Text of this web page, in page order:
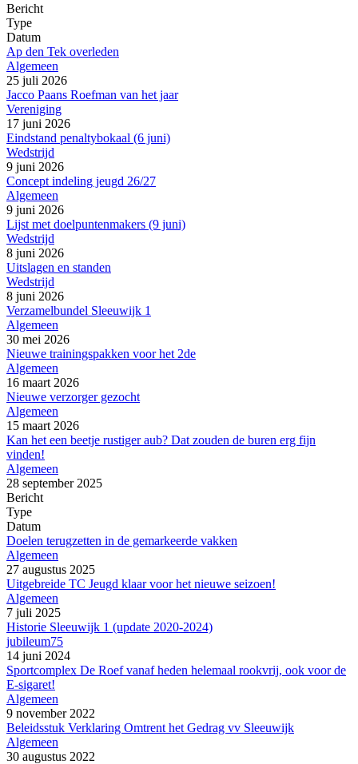
Bericht
Type
Datum
Ap den Tek overleden
Algemeen
25 juli 2026
Jacco Paans Roefman van het jaar
Vereniging
17 juni 2026
Eindstand penaltybokaal (6 juni)
Wedstrijd
9 juni 2026
Concept indeling jeugd 26/27
Algemeen
9 juni 2026
Lijst met doelpuntenmakers (9 juni)
Wedstrijd
8 juni 2026
Uitslagen en standen
Wedstrijd
8 juni 2026
Verzamelbundel Sleeuwijk 1
Algemeen
30 mei 2026
Nieuwe trainingspakken voor het 2de
Algemeen
16 maart 2026
Nieuwe verzorger gezocht
Algemeen
15 maart 2026
Kan het een beetje rustiger aub? Dat zouden de buren erg fijn
vinden!
Algemeen
28 september 2025
Bericht
Type
Datum
Doelen terugzetten in de gemarkeerde vakken
Algemeen
27 augustus 2025
Uitgebreide TC Jeugd klaar voor het nieuwe seizoen!
Algemeen
7 juli 2025
Historie Sleeuwijk 1 (update 2020-2024)
jubileum75
14 juni 2024
Sportcomplex De Roef vanaf heden helemaal rookvrij, ook voor de
E-sigaret!
Algemeen
9 november 2022
Beleidsstuk Verklaring Omtrent het Gedrag vv Sleeuwijk
Algemeen
30 augustus 2022